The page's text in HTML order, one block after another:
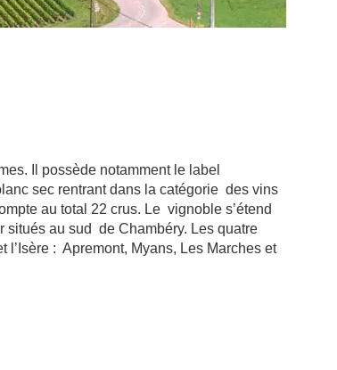
Il possède notamment le label
sec rentrant dans la catégorie des vins
au total 22 crus. Le vignoble s’étend
situés au sud de Chambéry. Les quatre
l’Isère : Apremont, Myans, Les Marches et